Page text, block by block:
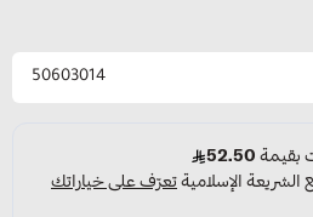
50603014